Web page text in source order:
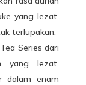
yang lezat,
terlupakan.
Series dari
yang lezat.
dalam enam